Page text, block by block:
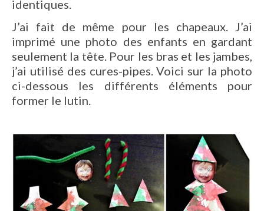
identiques.
J’ai fait de même pour les chapeaux. J’ai
imprimé une photo des enfants en gardant
seulement la tête. Pour les bras et les jambes,
j’ai utilisé des cures-pipes. Voici sur la photo
ci-dessous les différents éléments pour
former le lutin.